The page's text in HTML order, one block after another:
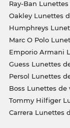
Ray-Ban
Oakley Lunettes
Humphreys
Marc O Polo
Emporio Armani
Guess Lunettes
Persol Lunettes
Boss Lunettes de
Tommy Hilfiger
Carrera Lunettes